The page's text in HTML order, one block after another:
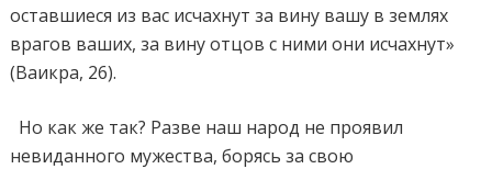
оставшиеся из вас исчахнут за вину вашу в землях
врагов ваших, за вину отцов с ними они исчахнут»
(Ваикра, 26).
Но как же так? Разве наш народ не проявил
невиданного мужества, борясь за свою